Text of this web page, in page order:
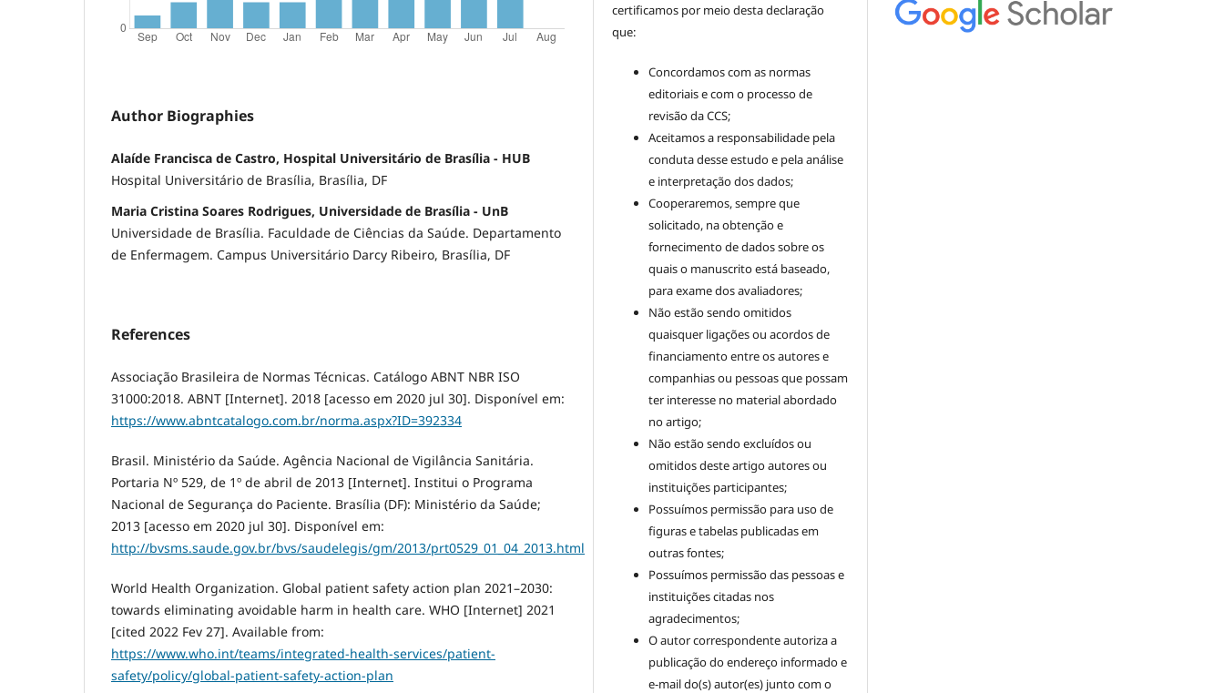
Author Biographies
Alaíde Francisca de Castro, Hospital Universitário de Brasília - HUB
Hospital Universitário de Brasília, Brasília, DF
Maria Cristina Soares Rodrigues, Universidade de Brasília - UnB
Universidade de Brasília. Faculdade de Ciências da Saúde. Departamento
de Enfermagem. Campus Universitário Darcy Ribeiro, Brasília, DF
References
Associação Brasileira de Normas Técnicas. Catálogo ABNT NBR ISO
31000:2018. ABNT [Internet]. 2018 [acesso em 2020 jul 30]. Disponível em:
https://www.abntcatalogo.com.br/norma.aspx?ID=392334
Brasil. Ministério da Saúde. Agência Nacional de Vigilância Sanitária.
Portaria Nº 529, de 1º de abril de 2013 [Internet]. Institui o Programa
Nacional de Segurança do Paciente. Brasília (DF): Ministério da Saúde;
2013 [acesso em 2020 jul 30]. Disponível em:
http://bvsms.saude.gov.br/bvs/saudelegis/gm/2013/prt0529_01_04_2013.html
World Health Organization. Global patient safety action plan 2021–2030:
towards eliminating avoidable harm in health care. WHO [Internet] 2021
[cited 2022 Fev 27]. Available from:
https://www.who.int/teams/integrated-health-services/patient-
safety/policy/global-patient-safety-action-plan
certificamos por meio desta declaração
que:
Concordamos com as normas
editoriais e com o processo de
revisão da CCS;
Aceitamos a responsabilidade pela
conduta desse estudo e pela análise
e interpretação dos dados;
Cooperaremos, sempre que
solicitado, na obtenção e
fornecimento de dados sobre os
quais o manuscrito está baseado,
para exame dos avaliadores;
Não estão sendo omitidos
quaisquer ligações ou acordos de
financiamento entre os autores e
companhias ou pessoas que possam
ter interesse no material abordado
no artigo;
Não estão sendo excluídos ou
omitidos deste artigo autores ou
instituições participantes;
Possuímos permissão para uso de
figuras e tabelas publicadas em
outras fontes;
Possuímos permissão das pessoas e
instituições citadas nos
agradecimentos;
O autor correspondente autoriza a
publicação do endereço informado e
e-mail do(s) autor(es) junto com o